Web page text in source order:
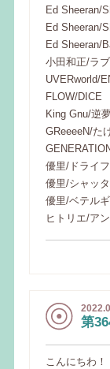
Ed Sheeran/
Ed Sheeran/
Ed Sheeran/
小田和正/ラ
UVERworld/
FLOW/DICE
King Gnu/逆
GReeeeN/た
優里/ドライ
優里/シャッ
優里/ベテル
ヒトリエ/ア
第
こんにちわ！